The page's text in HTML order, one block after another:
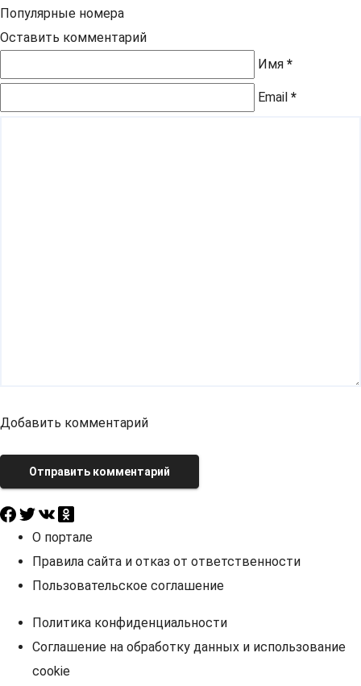
Популярные номера
Оставить комментарий
Имя *
Email *
Добавить комментарий
Отправить комментарий
О портале
Правила сайта и отказ от ответственности
Пользовательское соглашение
Политика конфиденциальности
Соглашение на обработку данных и использование
cookie